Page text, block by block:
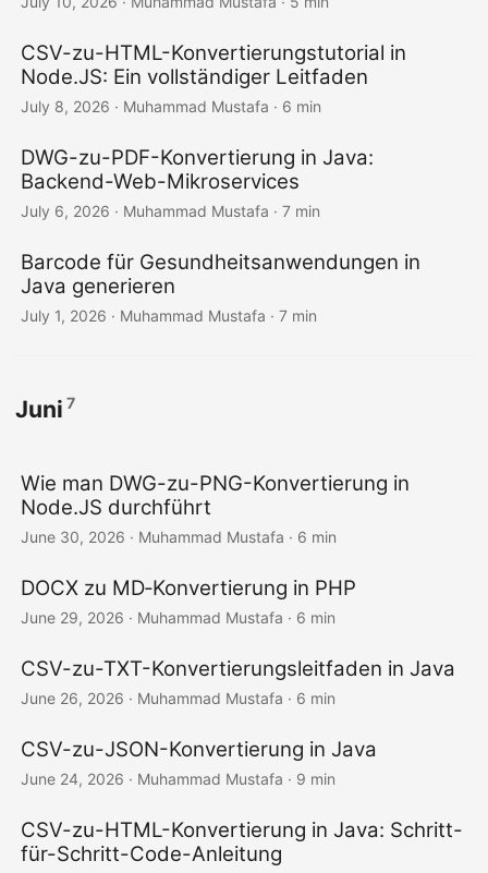
CSV-zu-HTML-Konvertierungstutorial in
Node.JS: Ein vollständiger Leitfaden
July 8, 2026 · Muhammad Mustafa · 6 min
DWG-zu-PDF-Konvertierung in Java:
Backend-Web-Mikroservices
July 6, 2026 · Muhammad Mustafa · 7 min
Barcode für Gesundheitsanwendungen in
Java generieren
July 1, 2026 · Muhammad Mustafa · 7 min
Juni 7
Wie man DWG-zu-PNG-Konvertierung in
Node.JS durchführt
June 30, 2026 · Muhammad Mustafa · 6 min
DOCX zu MD‑Konvertierung in PHP
June 29, 2026 · Muhammad Mustafa · 6 min
CSV-zu-TXT-Konvertierungsleitfaden in Java
June 26, 2026 · Muhammad Mustafa · 6 min
CSV-zu-JSON-Konvertierung in Java
June 24, 2026 · Muhammad Mustafa · 9 min
CSV-zu-HTML-Konvertierung in Java: Schritt-
für-Schritt-Code-Anleitung